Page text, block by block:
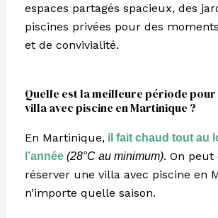
espaces partagés spacieux, des
piscines privées pour des
et de convivialité.
Quelle est la meilleure période
villa avec piscine en Martinique ?
En Martinique,il fait chaud tout au
l’année (28°C au minimum). On peut
réserver une villa avec piscine en
n’importe quelle saison.